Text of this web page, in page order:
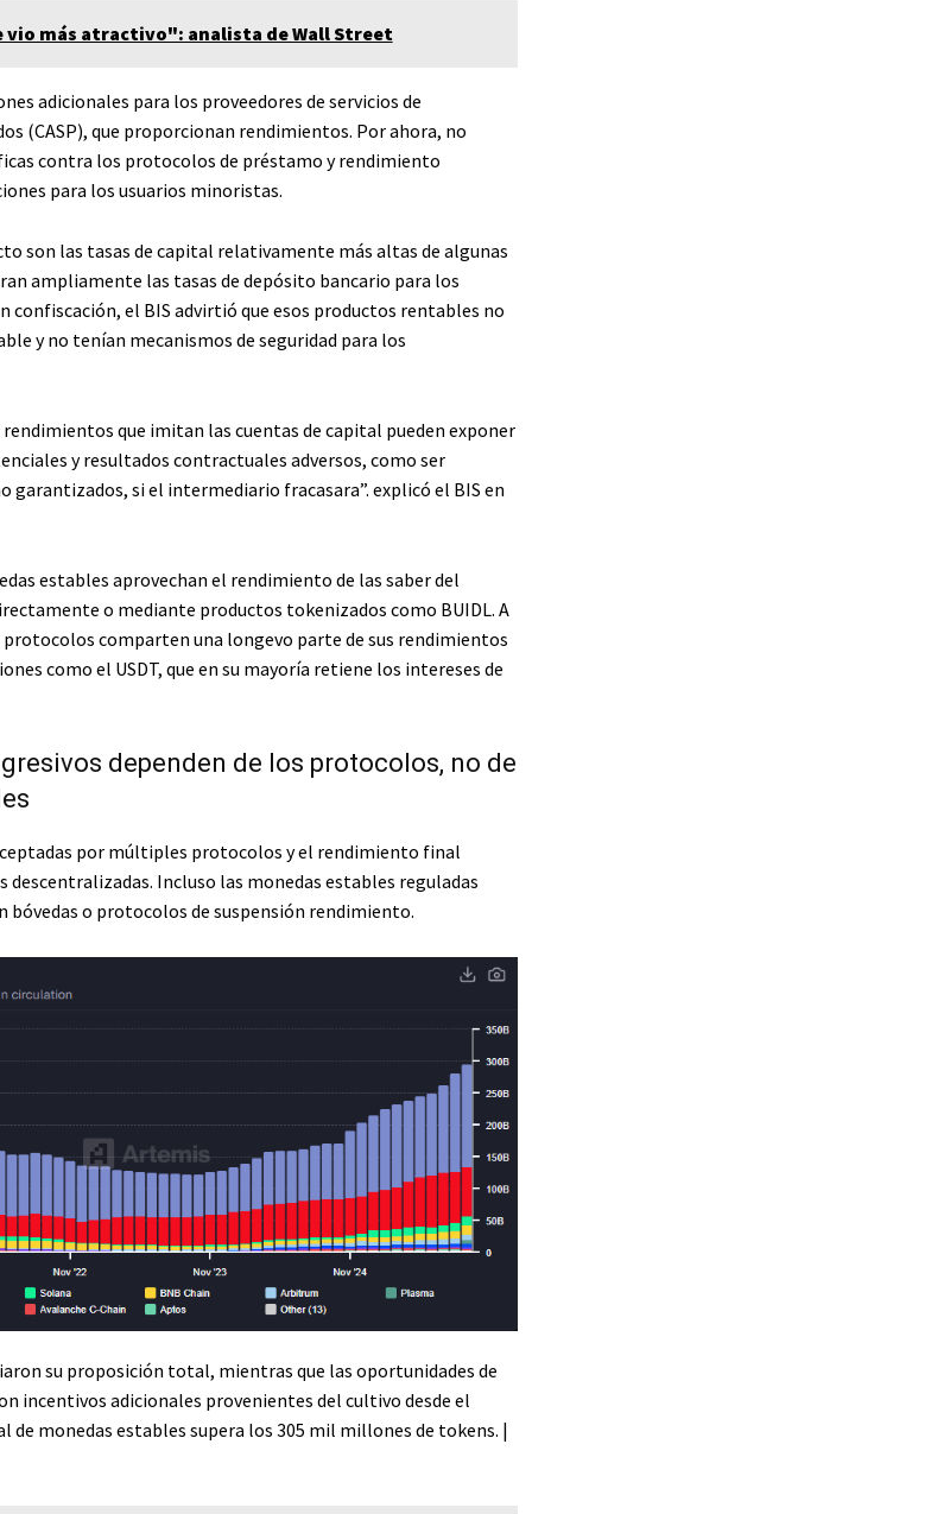
vio más atractivo": analista de Wall Street
adicionales para los proveedores de servicios de
(CASP), que proporcionan rendimientos. Por ahora, no
contra los protocolos de préstamo y rendimiento
para los usuarios minoristas.
son las tasas de capital relativamente más altas de algunas
ampliamente las tasas de depósito bancario para los
confiscación, el BIS advirtió que esos productos rentables no
y no tenían mecanismos de seguridad para los
que imitan las cuentas de capital pueden exponer
y resultados contractuales adversos, como ser
garantizados, si el intermediario fracasara”. explicó el BIS en
estables aprovechan el rendimiento de las saber del
o mediante productos tokenizados como BUIDL. A
protocolos comparten una longevo parte de sus rendimientos
como el USDT, que en su mayoría retiene los intereses de
dependen de los protocolos, no de
por múltiples protocolos y el rendimiento final
descentralizadas. Incluso las monedas estables reguladas
bóvedas o protocolos de suspensión rendimiento.
su proposición total, mientras que las oportunidades de
incentivos adicionales provenientes del cultivo desde el
monedas estables supera los 305 mil millones de tokens. |